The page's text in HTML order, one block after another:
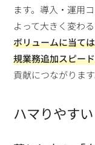
ます。導入・運用
よって大きく変わ
ボリュームに当て
規業務追加スピー
貢献につながります
ハマりやす